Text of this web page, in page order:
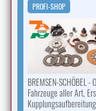
PROFI-SHOP
BREMSEN-SCHÖBEL
Fahrzeuge aller Art,
Kupplungsaufbereitung